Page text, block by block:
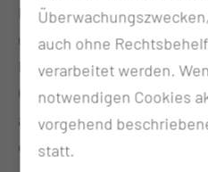
Forschungsgebäude
und damit auch
Meilenstein für die MUL –
Grundlage, dass wir auch
ambitionierten Zeitpläne
eine sich anschließende
auch ohne
verarbeitet werden.
notwendigen Cookies
vorgehend
statt.